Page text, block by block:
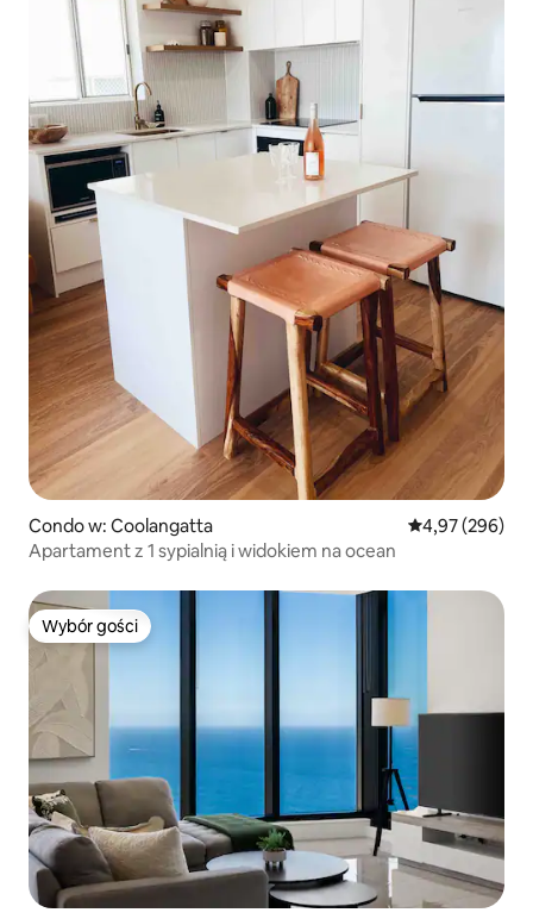
Condo w: Coolangatta Średnia
4,97 (296)
Apartament z 1 sypialnią i widokiem na ocean
Wybór gości
Wybór gości